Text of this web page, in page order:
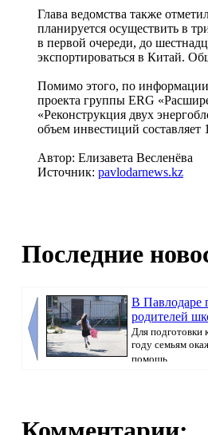
Глава ведомства также
планируется осуществить в
в первой очереди, до
экспортироваться в Китай.
Помимо этого, по информации
проекта группы ERG
«Реконструкция двух
объем инвестиций
Автор: Елизавета Весленёва
Источник: pavlodarnews.kz
Последние
В Павлодаре
родителей
Для подготовки
году семьям
помощь, ...